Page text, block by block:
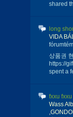
shared
long
VIDA
상품권
https://
spent a
fxxu fxxu
Wass